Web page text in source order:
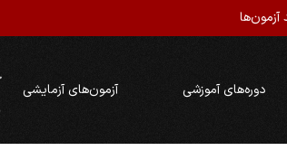
آزمون‌ها
دوره‌های آموزشی آزمون‌های آزمایشی